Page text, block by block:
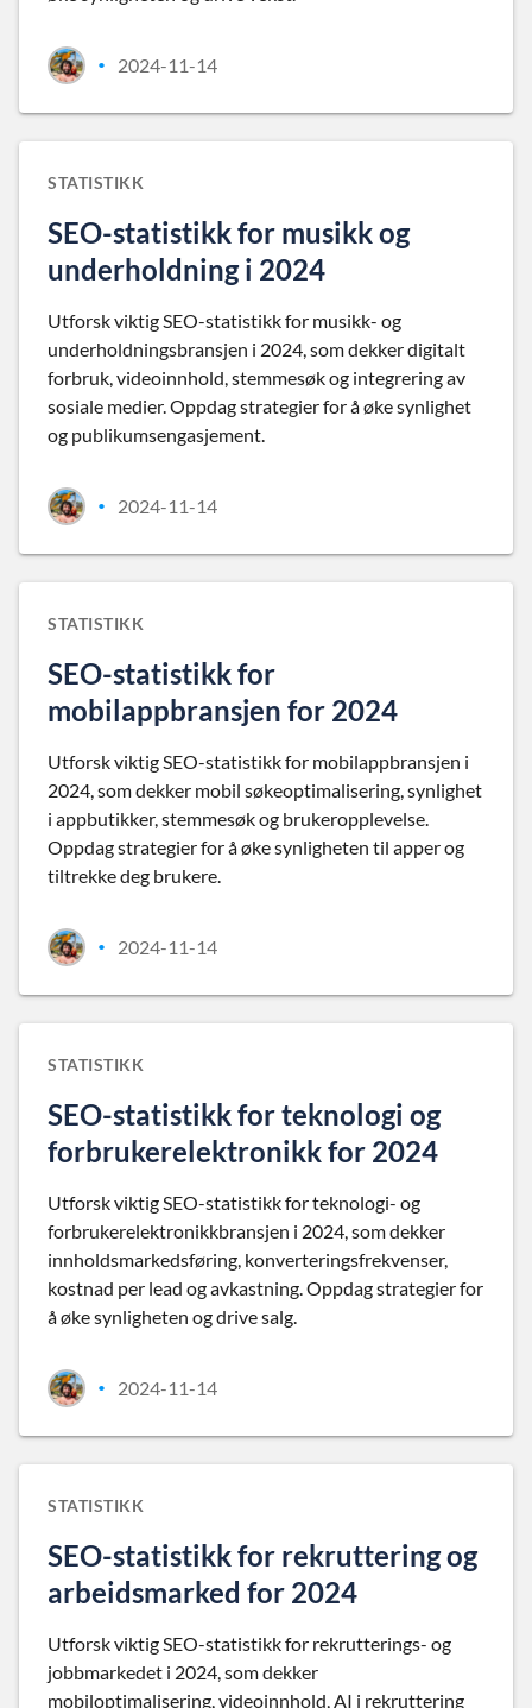
• 2024-11-14
STATISTIKK
SEO-statistikk for musikk og
underholdning i 2024
Utforsk viktig SEO-statistikk for musikk- og
underholdningsbransjen i 2024, som dekker digitalt
forbruk, videoinnhold, stemmesøk og integrering av
sosiale medier. Oppdag strategier for å øke synlighet
og publikumsengasjement.
• 2024-11-14
STATISTIKK
SEO-statistikk for
mobilappbransjen for 2024
Utforsk viktig SEO-statistikk for mobilappbransjen i
2024, som dekker mobil søkeoptimalisering, synlighet
i appbutikker, stemmesøk og brukeropplevelse.
Oppdag strategier for å øke synligheten til apper og
tiltrekke deg brukere.
• 2024-11-14
STATISTIKK
SEO-statistikk for teknologi og
forbrukerelektronikk for 2024
Utforsk viktig SEO-statistikk for teknologi- og
forbrukerelektronikkbransjen i 2024, som dekker
innholdsmarkedsføring, konverteringsfrekvenser,
kostnad per lead og avkastning. Oppdag strategier for
å øke synligheten og drive salg.
• 2024-11-14
STATISTIKK
SEO-statistikk for rekruttering og
arbeidsmarked for 2024
Utforsk viktig SEO-statistikk for rekrutterings- og
jobbmarkedet i 2024, som dekker
mobiloptimalisering, videoinnhold, AI i rekruttering